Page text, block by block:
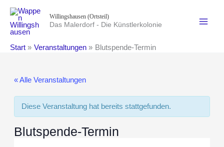
Inhalt
springen
Willingshausen (Ortsteil)
Das Malerdorf - Die Künstlerkolonie
Start Veranstaltungen Blutspende-Termin
« Alle Veranstaltungen
Diese Veranstaltung hat bereits stattgefunden.
Blutspende-Termin